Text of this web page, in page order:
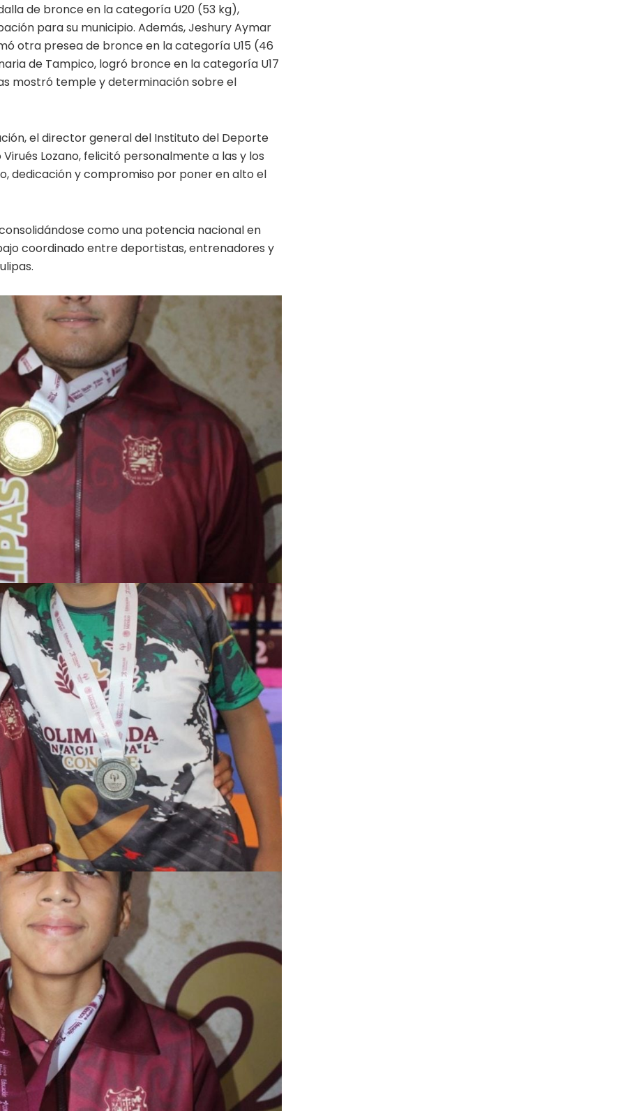
de bronce en la categoría U20 (53 kg),
para su municipio. Además, Jeshury Aymar
otra presea de bronce en la categoría U15 (46
de Tampico, logró bronce en la categoría U17
mostró temple y determinación sobre el
el director general del Instituto del Deporte
Lozano, felicitó personalmente a las y los
dedicación y compromiso por poner en alto el
como una potencia nacional en
coordinado entre deportistas, entrenadores y